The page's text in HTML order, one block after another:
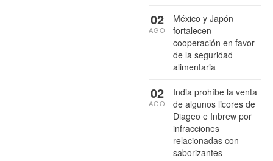
México y Japón
fortalecen
cooperación en favor
de la seguridad
alimentaria
02
AGO
India prohíbe la venta
de algunos licores de
Diageo e Inbrew por
infracciones
relacionadas con
saborizantes
02
AGO